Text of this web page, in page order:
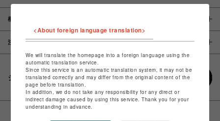
概要
注意事項
シェアする
<About foreign language translation>
We will translate the homepage into a foreign language using the
automatic translation service.
Since this service is an automatic translation system, it may not be
translated correctly and may differ from the original content of the
page before translation.
In addition, we do not take any responsibility for any direct or
indirect damage caused by using this service. Thank you for your
understanding in advance.